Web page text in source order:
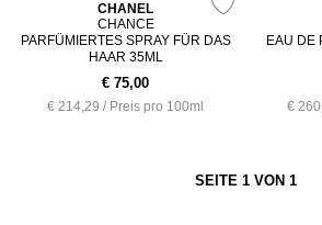
CHANEL
CHANCE
PARFÜMIERTES SPRAY FÜR DAS
HAAR 35ML
€ 75,00
€ 214,29 / Preis pro 100ml
EAU DE
€
SEITE 1 VON 1